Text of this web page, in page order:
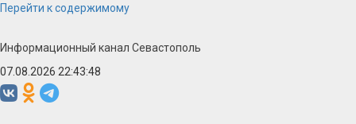
Перейти к содержимому
Информационный канал Севастополь
07.08.2026 22:43:48